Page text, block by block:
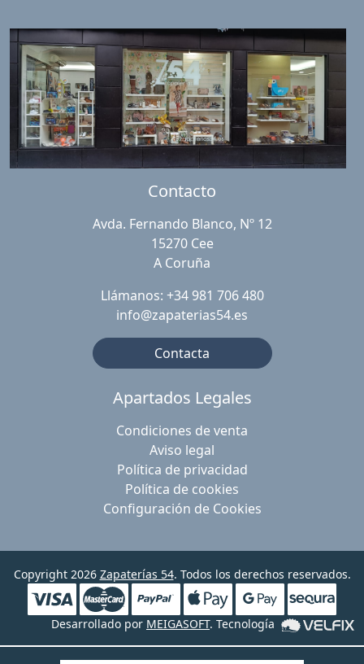
Contacto
Avda. Fernando Blanco, Nº 12
15270 Cee
A Coruña
Llámanos: +34 981 706 480
info@zapaterias54.es
Contacta
Apartados Legales
Condiciones de venta
Aviso legal
Política de privacidad
Política de cookies
Configuración de Cookies
Copyright 2026 Zapaterías 54. Todos los derechos reservados.
Desarrollado por MEIGASOFT. Tecnología